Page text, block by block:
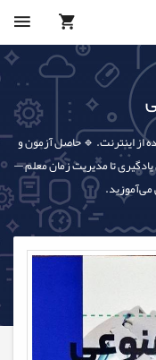
از اینترنت. 🔹 حاصل آزمون و
تا مدیریت زمان معلم —
می‌آموزید.